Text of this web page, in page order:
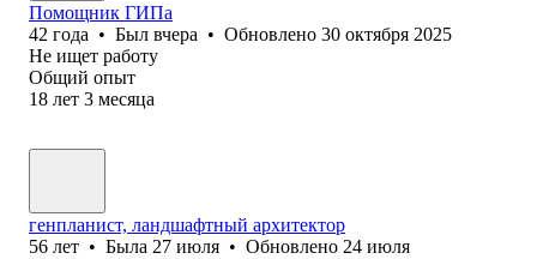
Помощник ГИПа
42 года • Был вчера • Обновлено 30 октября 2025
Не ищет работу
Общий опыт
18 лет 3 месяца
генпланист, ландшафтный архитектор
56 лет • Была 27 июля • Обновлено 24 июля